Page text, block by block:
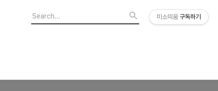
미소띠움 구독하기